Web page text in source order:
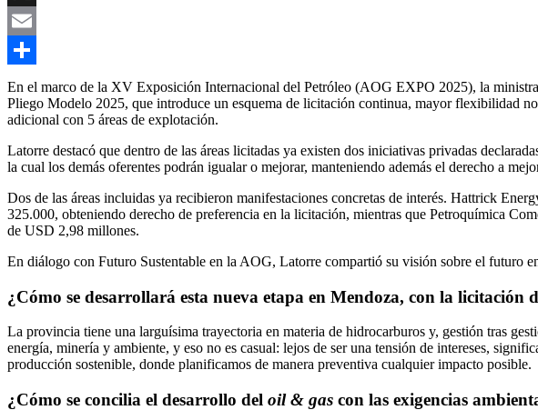
Link
X
Email
Compartir
En el marco de la XV Exposición Internacional del Petróleo (AOG EXPO 2025), la
Pliego Modelo 2025, que introduce un esquema de licitación continua, mayor flexibilidad
adicional con 5 áreas de explotación.
Latorre destacó que dentro de las áreas licitadas ya existen dos iniciativas privadas
la cual los demás oferentes podrán igualar o mejorar, manteniendo además el derecho a
Dos de las áreas incluidas ya recibieron manifestaciones concretas de interés. Hattrick
325.000, obteniendo derecho de preferencia en la licitación, mientras que Petroquímica
de USD 2,98 millones.
En diálogo con Futuro Sustentable en la AOG, Latorre compartió su visión sobre el futuro
¿Cómo se desarrollará esta nueva etapa en Mendoza, con la licitación
La provincia tiene una larguísima trayectoria en materia de hidrocarburos y, gestión tras
energía, minería y ambiente, y eso no es casual: lejos de ser una tensión de intereses,
producción sostenible, donde planificamos de manera preventiva cualquier impacto posible.
¿Cómo se concilia el desarrollo del oil & gas con las exigencias